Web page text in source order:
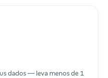
dados — leva menos de 1